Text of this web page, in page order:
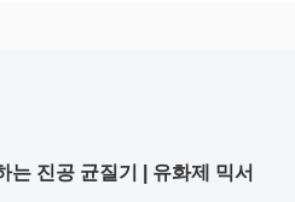
는 진공 균질기 | 유화제 믹서